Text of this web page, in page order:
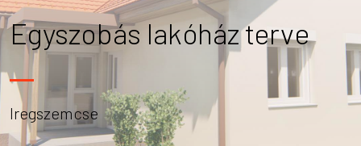
Egyszobás lakóház terve
Iregszemcse